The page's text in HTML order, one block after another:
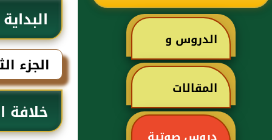
الدروس و
الخطب
المقالات
الجزء
خلافة